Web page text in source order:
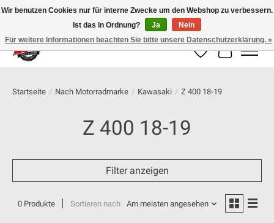
100% schweizer Onlineshop für Dein Motorrad
Wunschzettel
Ihr
Startseite / Nach Motorradmarke / Kawasaki / Z 400 18-19
Z 400 18-19
Filter anzeigen
0 Produkte Sortieren nach Am meisten angesehen
Wir benutzen Cookies nur für interne Zwecke um den Webshop zu verbessern.
Ist das in Ordnung?
Ja
Nein
Für weitere Informationen beachten Sie bitte unsere Datenschutzerklärung. »